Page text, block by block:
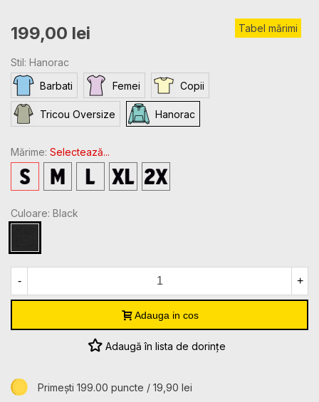
199,00 lei Tabel mărimi
Stil: Hanorac
Barbati
Femei Copii
Tricou Oversize Hanorac
Mărime: Selectează...
M XL 2XL
Culoare: Black
- +
Adauga in cos
Adaugă în lista de dorințe
Primești 199.00 puncte / 19,90 lei